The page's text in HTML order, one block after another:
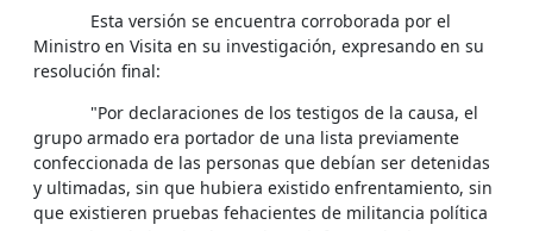
Esta versión se encuentra corroborada por el
Ministro en Visita en su investigación, expresando en su
resolución final:
"Por declaraciones de los testigos de la causa, el
grupo armado era portador de una lista previamente
confeccionada de las personas que debían ser detenidas
y ultimadas, sin que hubiera existido enfrentamiento, sin
que existieren pruebas fehacientes de militancia política